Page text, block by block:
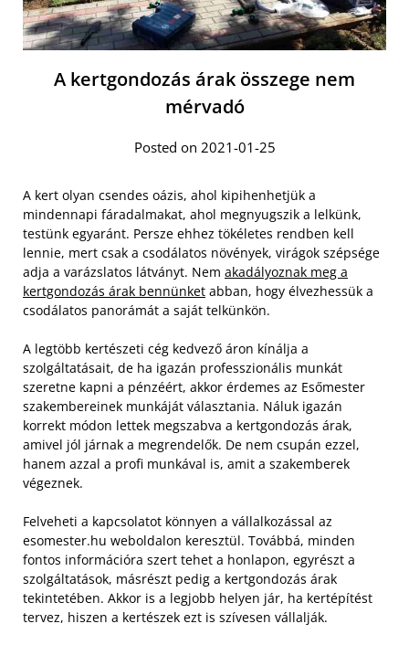
A kertgondozás árak összege nem
mérvadó
Posted on 2021-01-25
A kert olyan csendes oázis, ahol kipihenhetjük a
mindennapi fáradalmakat, ahol megnyugszik a lelkünk,
testünk egyaránt. Persze ehhez tökéletes rendben kell
lennie, mert csak a csodálatos növények, virágok szépsége
adja a varázslatos látványt. Nem akadályoznak meg a
kertgondozás árak bennünket abban, hogy élvezhessük a
csodálatos panorámát a saját telkünkön.
A legtöbb kertészeti cég kedvező áron kínálja a
szolgáltatásait, de ha igazán professzionális munkát
szeretne kapni a pénzéért, akkor érdemes az Esőmester
szakembereinek munkáját választania. Náluk igazán
korrekt módon lettek megszabva a kertgondozás árak,
amivel jól járnak a megrendelők. De nem csupán ezzel,
hanem azzal a profi munkával is, amit a szakemberek
végeznek.
Felveheti a kapcsolatot könnyen a vállalkozással az
esomester.hu weboldalon keresztül. Továbbá, minden
fontos információra szert tehet a honlapon, egyrészt a
szolgáltatások, másrészt pedig a kertgondozás árak
tekintetében. Akkor is a legjobb helyen jár, ha kertépítést
tervez, hiszen a kertészek ezt is szívesen vállalják.